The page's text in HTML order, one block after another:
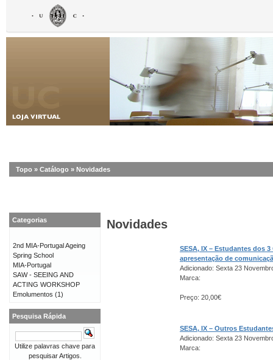
Topo » Catálogo » Novidades
Novidades
SESA, IX – Estudantes dos
apresentação de
Adicionado: Sexta 23
Marca:
Preço: 20,00€
SESA, IX – Outros
Adicionado: Sexta 23
Marca:
Categorias
2nd MIA-Portugal Ageing
Spring School
MIA-Portugal
SAW - SEEING AND
ACTING WORKSHOP
Emolumentos (1)
Pesquisa Rápida
Utilize palavras chave para
pesquisar Artigos.